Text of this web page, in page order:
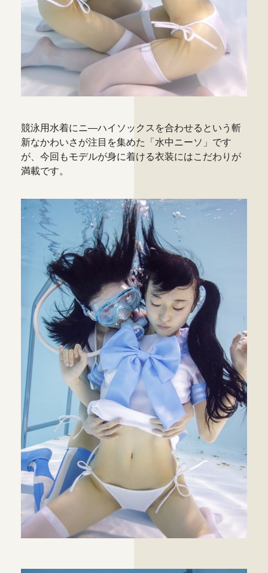
競泳用水着にニ―ハイソックスを合わせるという斬
新なかわいさが注目を集めた「水中ニーソ」です
が、今回もモデルが身に着ける衣装にはこだわりが
満載です。